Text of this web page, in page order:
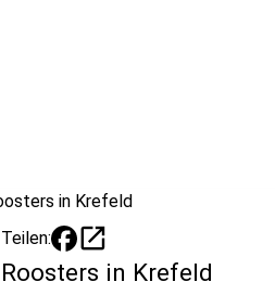
Teilen: open_in_new
Roosters in Krefeld